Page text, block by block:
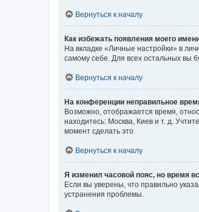
Вернуться к началу
Как избежать появления моего
На вкладке «Личные настройки» в
самому себе. Для всех остальных вы
Вернуться к началу
На конференции неправильное
Возможно, отображается время,
находитесь: Москва, Киев и т. д.
момент сделать это.
Вернуться к началу
Я изменил часовой пояс, но время
Если вы уверены, что правильно
устранения проблемы.